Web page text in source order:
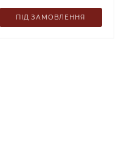
ПІД ЗАМОВЛЕННЯ